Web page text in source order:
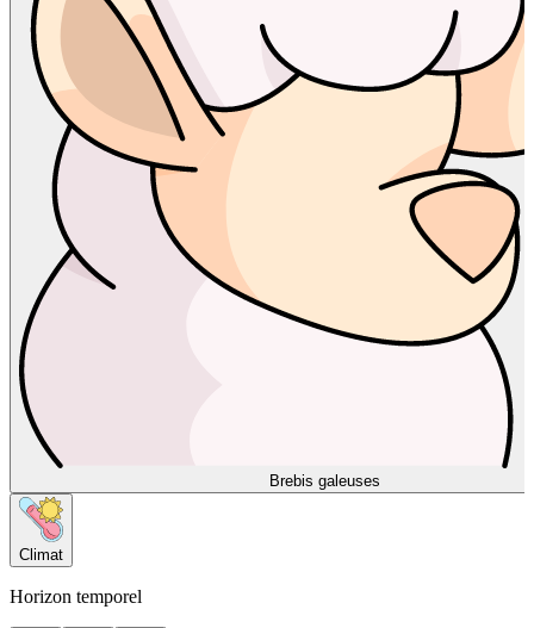
Brebis galeuses
Climat
Horizon temporel